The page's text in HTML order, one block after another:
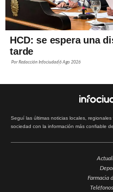
HCD: se espera una
tarde
PorRedacción Infociudad6 Ago 2026
Seguí las últimas noticias locales,
sociedad con la información más confiable
Farmacia